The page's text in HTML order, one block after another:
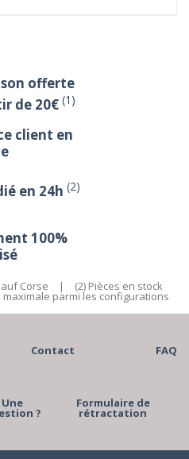
offerte
de 20€ (1)
client en
en 24h (2)
100%
Corse | (2) Pièces en stock
maximale parmi les configurations
Contact FAQ
Une
?
Formulaire de
rétractation